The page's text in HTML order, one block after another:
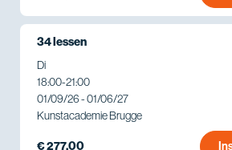
34 lessen
Di
18:00-21:00
01/09/26 - 01/06/27
Kunstacademie Brugge
€ 277,00